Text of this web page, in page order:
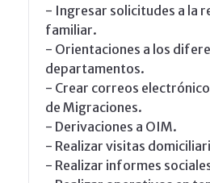
- Ingresar solicitudes a la
familiar.
- Orientaciones a los
departamentos.
- Crear correos
de Migraciones.
- Derivaciones a OIM.
- Realizar visitas
- Realizar informes